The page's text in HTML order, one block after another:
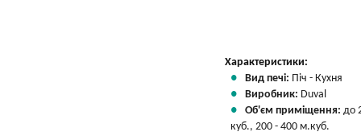
Характеристики:
Вид печі: Піч - Кухня
Виробник: Duval
Об'єм приміщення: до
куб., 200 - 400 м.куб.